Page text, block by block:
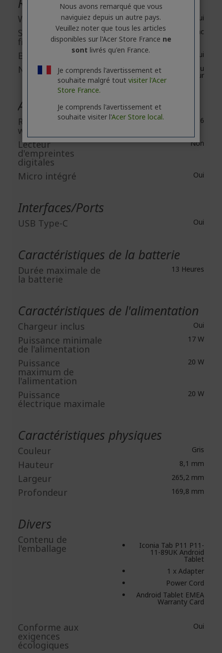
Wireless LAN Oui
Standard LAN sans
fil
IEEE 802.11ac
Bluetooth Oui
Norme Bluetooth Bluetooth 5.2 ou
supérieur
Appareils intégrés
Résolution de
webcam (arrière)
4224 x 3166
Lecteur
d'empreintes
digitales
Non
Micro intégré Oui
Interfaces/Ports
USB Type-C Oui
Caractéristiques de la batterie
Durée maximale de
la batterie
13 Heures
Caractéristiques de l'alimentation
Chargeur inclus Oui
Puissance minimale
de l'alimentation
17 W
Puissance
maximum de
l'alimentation
20 W
Puissance
électrique maximale
20 W
Caractéristiques physiques
Couleur Gris
Hauteur 8,1 mm
Largeur 265,2 mm
Profondeur 169,8 mm
Divers
Contenu de
l'emballage Iconia Tab P11 P11-
11-89UK Android
Tablet
1 x Adapter
Power Cord
Android Tablet EMEA
Warranty Card
Conforme aux
exigences
écologiques
Oui
Nous avons remarqué que vous
naviguiez depuis un autre pays.
Veuillez noter que tous les articles
disponibles sur l'Acer Store France ne
sont livrés qu'en France.
Je comprends l'avertissement et
souhaite malgré tout visiter l'Acer
Store France.
Je comprends l'avertissement et
souhaite visiter l'Acer Store local.